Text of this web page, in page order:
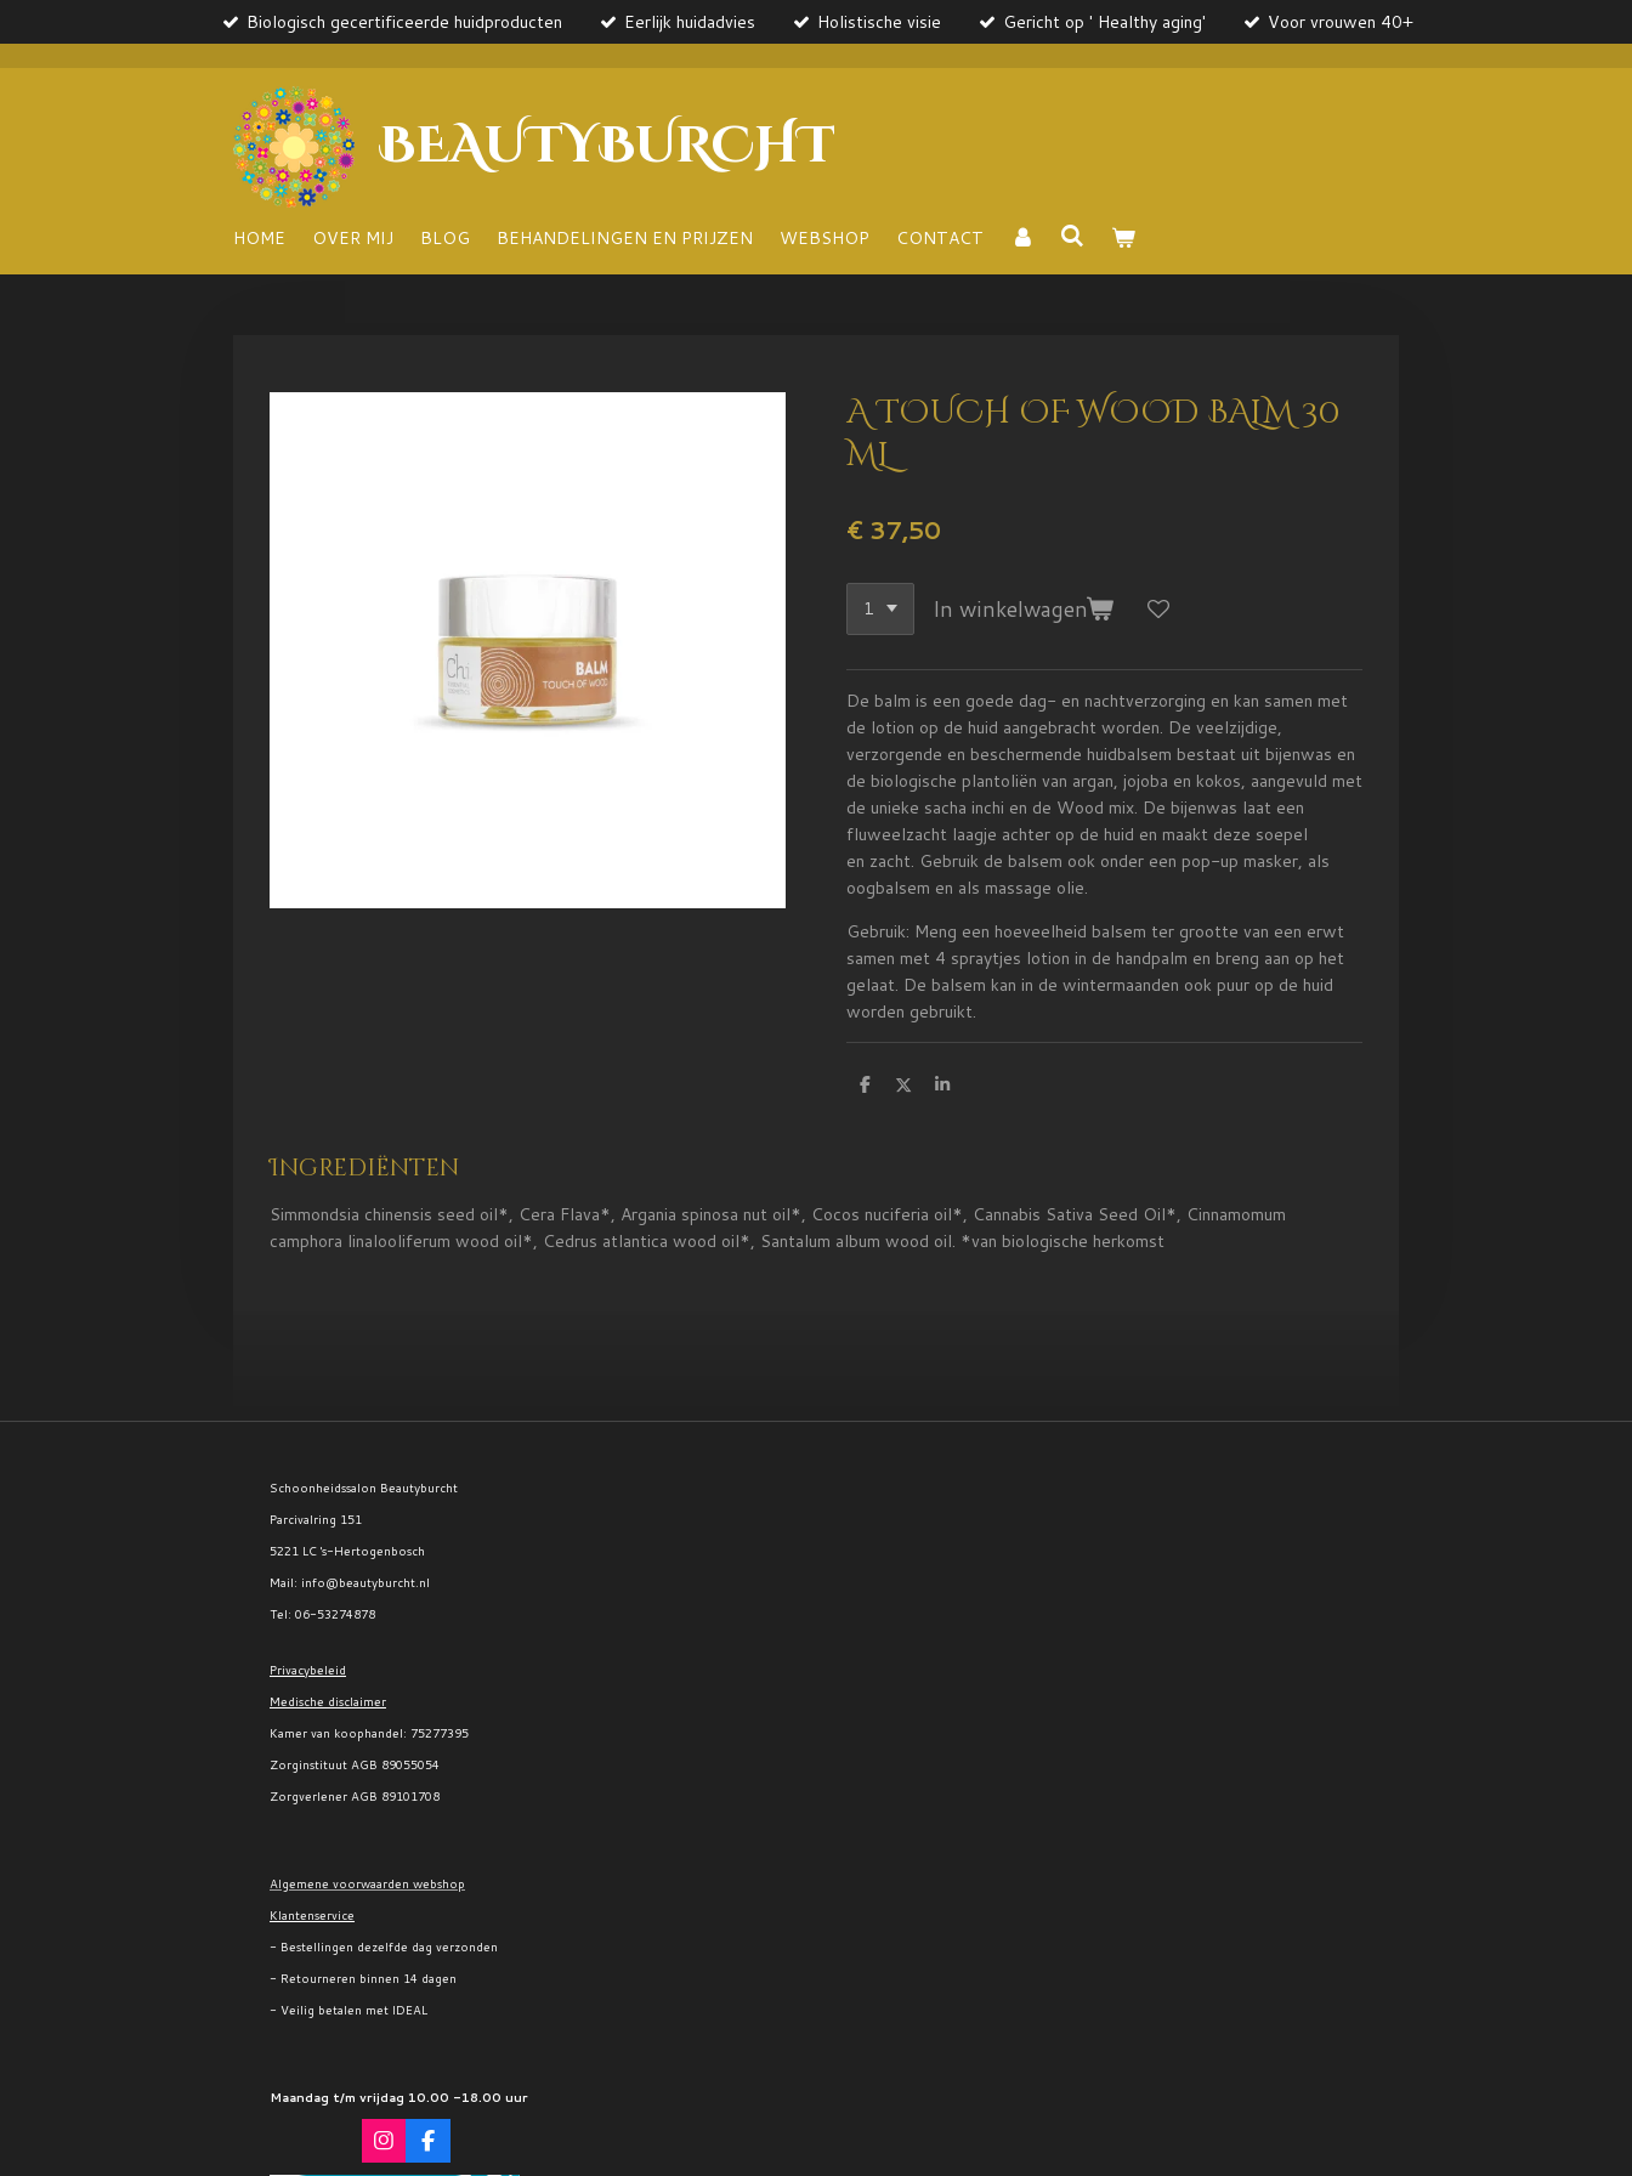
Biologisch gecertificeerde huidproducten Eerlijk huidadvies Holistische visie Gericht op ' Healthy aging' Voor vrouwen 40+
BEAUTYBURCHT
HOME OVER MIJ BLOG BEHANDELINGEN EN PRIJZEN WEBSHOP CONTACT
A TOUCH OF WOOD BALM 30
ML
€ 37,50
In winkelwagen
De balm is een goede dag- en nachtverzorging en kan samen met
de lotion op de huid aangebracht worden. De veelzijdige,
verzorgende en beschermende huidbalsem bestaat uit bijenwas en
de biologische plantoliën van argan, jojoba en kokos, aangevuld met
de unieke sacha inchi en de Wood mix. De bijenwas laat een
fluweelzacht laagje achter op de huid en maakt deze soepel
en zacht. Gebruik de balsem ook onder een pop-up masker, als
oogbalsem en als massage olie.
Gebruik: Meng een hoeveelheid balsem ter grootte van een erwt
samen met 4 spraytjes lotion in de handpalm en breng aan op het
gelaat. De balsem kan in de wintermaanden ook puur op de huid
worden gebruikt.
D
D
S
Ingrediënten
Simmondsia chinensis seed oil*, Cera Flava*, Argania spinosa nut oil*, Cocos nuciferia oil*, Cannabis Sativa Seed Oil*, Cinnamomum
camphora linalooliferum wood oil*, Cedrus atlantica wood oil*, Santalum album wood oil. *van biologische herkomst
Schoonheidssalon Beautyburcht
Parcivalring 151
5221 LC 's-Hertogenbosch
Mail: info@beautyburcht.nl
Tel: 06-53274878
Privacybeleid
Medische disclaimer
Kamer van koophandel: 75277395
Zorginstituut AGB 89055054
Zorgverlener AGB 89101708
Algemene voorwaarden webshop
Klantenservice
- Bestellingen dezelfde dag verzonden
- Retourneren binnen 14 dagen
- Veilig betalen met IDEAL
Maandag t/m vrijdag 10.00 -18.00 uur
I
n
F
a